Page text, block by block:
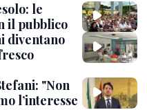
le
il pubblico
diventano
"Non
l’interesse